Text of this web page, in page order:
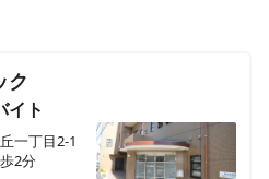
｜有給取得率95％超◎｜働き
3回｜日祝休み◎｜オンコー
ク
イト
一丁目2-1
2分